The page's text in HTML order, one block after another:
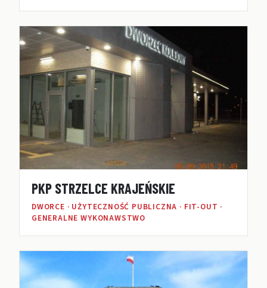
PKP STRZELCE KRAJEŃSKIE
DWORCE · UŻYTECZNOŚĆ PUBLICZNA · FIT-OUT ·
GENERALNE WYKONAWSTWO